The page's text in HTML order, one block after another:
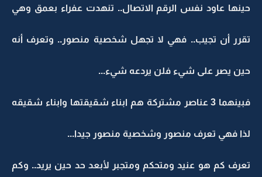
حينها عاود نفس الرقم الاتصال.. تنهدت عفراء بعمق وهي
تقرر أن تجيب.. فهي لا تجهل شخصية منصور.. وتعرف أنه
حين يصر على شيء فلن يردعه شيء...
فبينهما 3 عناصر مشتركة هم ابناء شقيقتها وابناء شقيقه
لذا فهي تعرف منصور وشخصية منصور جيدا...
تعرف كم هو عنيد ومتحكم ومتجبر لأبعد حد حين يريد.. وكم